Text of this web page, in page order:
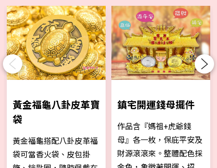
Previous
黃金福龜八卦皮革寶
袋
黃金福龜搭配八卦皮革福
袋可當香火袋、皮包掛
鎮宅開運錢母擺件
作品含『媽祖+虎爺錢
母』各一枚，保庇平安及
財源滾滾來。整體配色採
Next